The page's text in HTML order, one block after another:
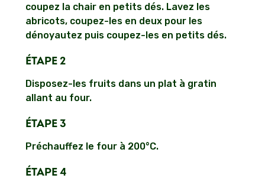
coupez la chair en petits dés. Lavez les
abricots, coupez-les en deux pour les
dénoyautez puis coupez-les en petits dés.
ÉTAPE 2
Disposez-les fruits dans un plat à gratin
allant au four.
ÉTAPE 3
Préchauffez le four à 200°C.
ÉTAPE 4